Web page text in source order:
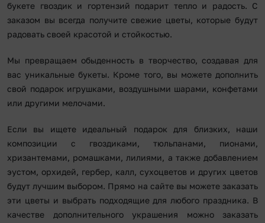
букете гвоздик и гортензий подарит тепло и радость. С
заказом вы всегда получите свежие цветы, которые будут
радовать своей красотой и стойкостью.
Мы превращаем обыденность в творчество, создавая для
вас уникальные букеты. Кроме того, вы можете дополнить
свой подарок игрушками, воздушными шарами, конфетами
или другими мелочами.
Если вы ищете идеальный подарок для близких, наши
композиции с гвоздиками, тюльпанами, пионами,
хризантемами, ромашками, лилиями, а также добавлением
эустом, орхидей, гербер, калл, сухоцветов и других цветов
будут лучшим выбором. Прямо на сайте вы можете заказать
эти цветы и выбрать подходящие для любого праздника. В
качестве дополнительного украшения можно заказать